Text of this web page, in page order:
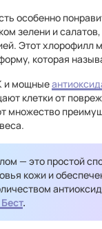
особенно
зелени и
Этот хлорофилл
которая
и мощные
клетки от
множество
— это простой
кожи и
.